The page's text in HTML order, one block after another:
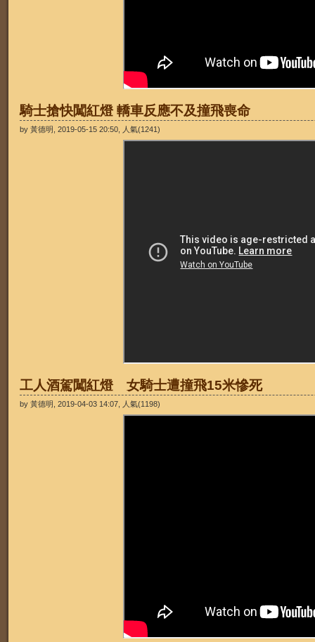
騎士搶快闖紅燈 轎車反應不及撞飛喪命
by 黃德明, 2019-05-15 20:50, 人氣(1241)
工人酒駕闖紅燈 女騎士遭撞飛15米慘死
by 黃德明, 2019-04-03 14:07, 人氣(1198)